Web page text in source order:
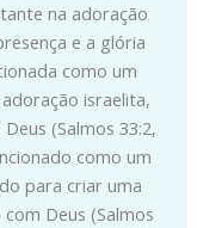
na adoração
e a glória
como um
israelita,
(Salmos 33:2,
como um
para criar uma
Deus (Salmos